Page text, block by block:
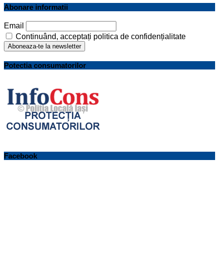
Abonare informatii
Email
Continuând, acceptați politica de confidențialitate
Potectia consumatorilor
Facebook